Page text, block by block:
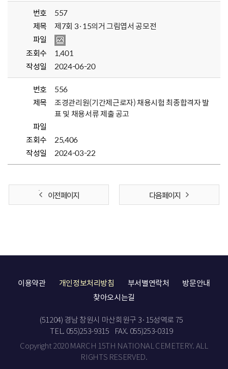
번호
557
제목
제7회 3·15의거 그림엽서 공모전
파일
조회수
1,401
작성일
2024-06-20
번호
556
제목
조경관리원(기간제근로자) 채용시험 최종합격자 발
표 및 채용서류 제출 공고
파일
조회수
25,406
작성일
2024-03-22
이전 페이지 다음 페이지
이용약관 개인정보처리방침 부서별연락처
방문안내
찾아오시는길
(51204) 경남 창원시 마산회원구 3·15성역로 75
TEL. 055)253-9315
FAX. 055)253-0319
Copyright 2020 MARCH 15TH NATIONAL CEMETERY. ALL
RIGHTS RESERVED.